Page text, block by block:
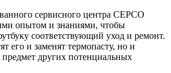
сервисного центра СЕРСО
опытом и знаниями, чтобы
соответствующий уход и ремонт.
его и заменят термопасту, но и
предмет других потенциальных